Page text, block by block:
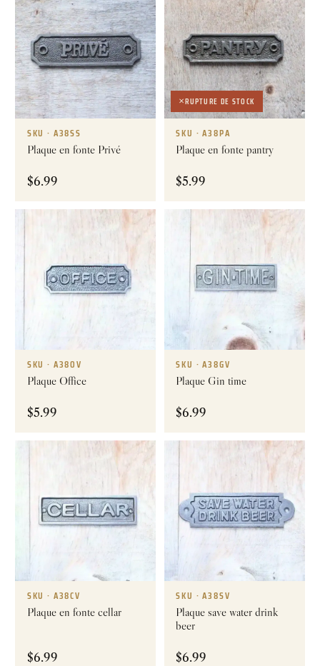
SKU · A38SS
Plaque en fonte Privé
$6.99
RUPTURE DE STOCK
SKU · A38PA
Plaque en fonte pantry
$5.99
SKU · A38OV
Plaque Office
$5.99
SKU · A38GV
Plaque Gin time
$6.99
SKU · A38CV
Plaque en fonte cellar
$6.99
SKU · A38SV
Plaque save water drink
beer
$6.99